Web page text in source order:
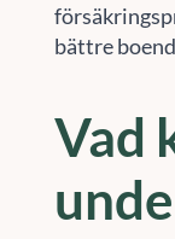
bättre
Vad